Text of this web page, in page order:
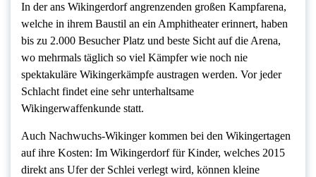
In der ans Wikingerdorf angrenzenden großen Kampfarena,
welche in ihrem Baustil an ein Amphitheater erinnert, haben
bis zu 2.000 Besucher Platz und beste Sicht auf die Arena,
wo mehrmals täglich so viel Kämpfer wie noch nie
spektakuläre Wikingerkämpfe austragen werden. Vor jeder
Schlacht findet eine sehr unterhaltsame
Wikingerwaffenkunde statt.
Auch Nachwuchs-Wikinger kommen bei den Wikingertagen
auf ihre Kosten: Im Wikingerdorf für Kinder, welches 2015
direkt ans Ufer der Schlei verlegt wird, können kleine